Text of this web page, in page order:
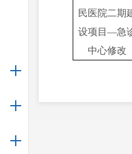
民医院二期
设项目—急
中心修改